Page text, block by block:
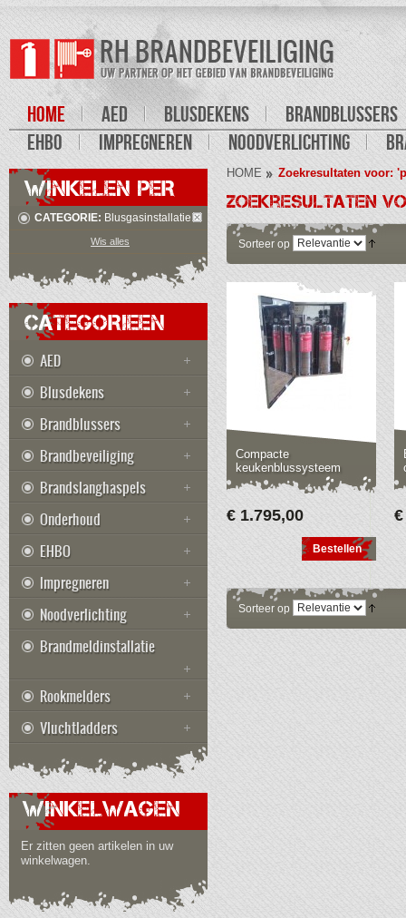
HOME AED BLUSDEKENS
BRANDBLUSSERS
EHBO
IMPREGNEREN NOODVERLICHTING
HOME Zoekresultaten voor:
Zoekresultaten
Sorteer op
Compacte
keukenblussysteem
€ 1.795,00
Bestellen
Sorteer op
WINKELEN PER
CATEGORIE: Blusgasinstallatie
Wis alles
CATEGORIEEN
AED
Blusdekens
Brandblussers
Brandbeveiliging
Brandslanghaspels
Onderhoud
EHBO
Impregneren
Noodverlichting
Brandmeldinstallatie
Rookmelders
Vluchtladders
WINKELWAGEN
Er zitten geen artikelen in uw
winkelwagen.